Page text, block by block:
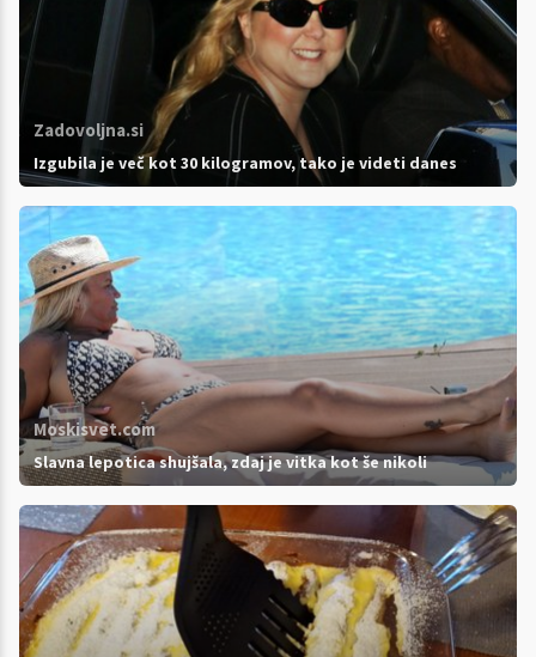
Zadovoljna.si
Izgubila je več kot 30 kilogramov, tako je videti danes
Moskisvet.com
Slavna lepotica shujšala, zdaj je vitka kot še nikoli